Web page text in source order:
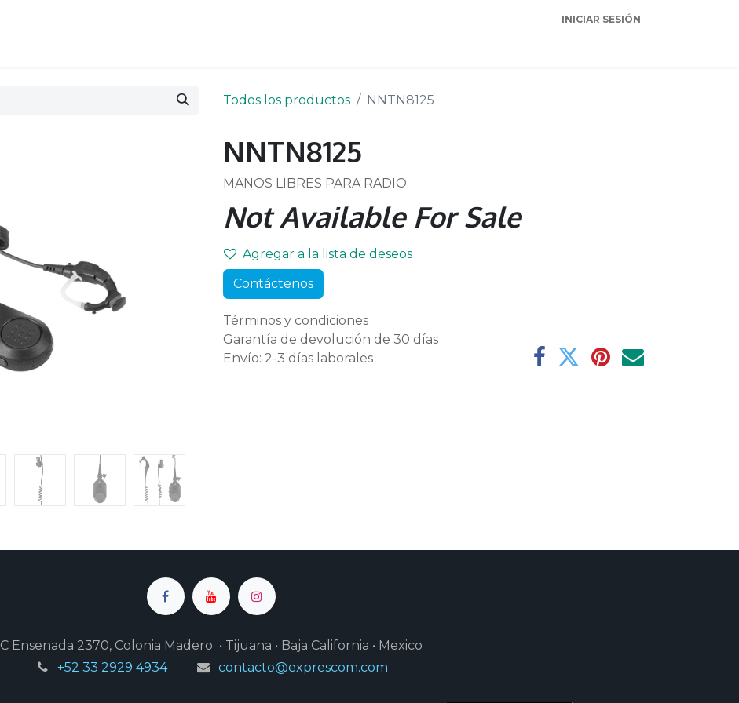
INICIAR SESIÓN
Todos los productos NNTN8125
NNTN8125
MANOS LIBRES PARA RADIO
Not Available For Sale
Agregar a la lista de deseos
Contáctenos
Términos y condiciones
Garantía de devolución de 30 días
Envío: 2-3 días laborales
C Ensenada 2370, Colonia Madero • Tijuana • Baja California • Mexico
+52 33 2929 4934
contacto@exprescom.com